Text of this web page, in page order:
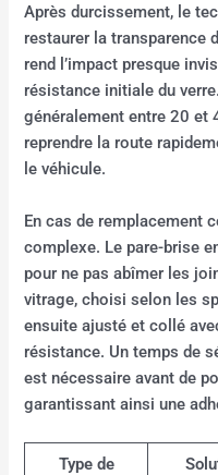
Après durcissement, le
restaurer la transparence
rend l’impact presque
résistance initiale du
généralement entre 20 et
reprendre la route
le véhicule.
En cas de remplacement
complexe. Le pare-brise
pour ne pas abîmer les
vitrage, choisi selon les
ensuite ajusté et collé
résistance. Un temps de
est nécessaire avant de
garantissant ainsi une
Type de